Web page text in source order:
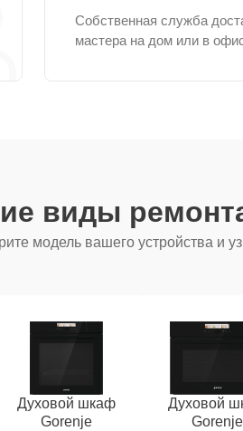
Собственная служба
мастера на дом или в
виды
модель вашего устройства и
Духовой шкаф
Gorenje
Духовой
Gorenje